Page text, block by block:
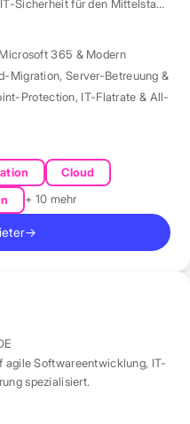
Sicherheit für den Mittelstand
Microsoft 365 & Modern
Migration, Server-Betreuung &
Protection, IT-Flatrate & All-
Cloud
+ 10 mehr
→
agile Softwareentwicklung, IT-
spezialisiert.